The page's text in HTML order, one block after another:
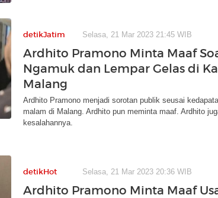
detikJatim Selasa, 21 Mar 2023 21:45 WIB
Ardhito Pramono Minta Maaf
Ngamuk dan Lempar Gelas di
Malang
Ardhito Pramono menjadi sorotan publik seusai
malam di Malang. Ardhito pun meminta maaf. Ardhito
kesalahannya.
detikHot Selasa, 21 Mar 2023 20:36 WIB
Ardhito Pramono Minta Maaf